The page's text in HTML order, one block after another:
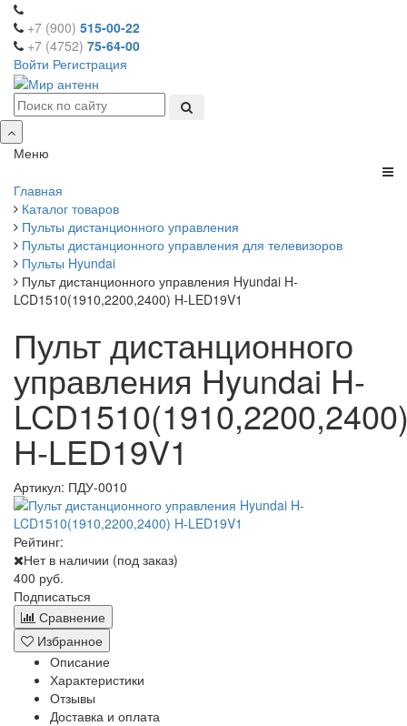
+7 (900) 515-00-22
+7 (4752) 75-64-00
Войти Регистрация
Меню
Главная
Каталог товаров
Пульты дистанционного управления
Пульты дистанционного управления для телевизоров
Пульты Hyundai
Пульт дистанционного управления Hyundai H-
LCD1510(1910,2200,2400) H-LED19V1
Пульт дистанционного
управления Hyundai H-
H-LED19V1
Артикул: ПДУ-0010
Рейтинг:
Нет в наличии (под заказ)
400 руб.
Подписаться
Сравнение
Избранное
Описание
Характеристики
Отзывы
Доставка и оплата